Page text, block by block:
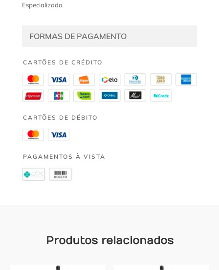
Especializado.
FORMAS DE PAGAMENTO
CARTÕES DE CRÉDITO
CARTÕES DE DÉBITO
PAGAMENTOS À VISTA
Produtos relacionados